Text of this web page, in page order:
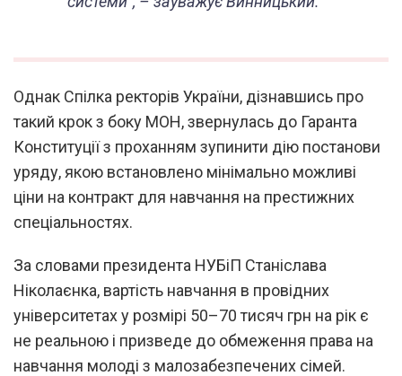
Однак Спілка ректорів України, дізнавшись про
такий крок з боку МОН, звернулась до Гаранта
Конституції з проханням зупинити дію постанови
уряду, якою встановлено мінімально можливі
ціни на контракт для навчання на престижних
спеціальностях.
За словами президента НУБіП Станіслава
Ніколаєнка, вартість навчання в провідних
університетах у розмірі 50–70 тисяч грн на рік є
не реальною і призведе до обмеження права на
навчання молоді з малозабезпечених сімей.